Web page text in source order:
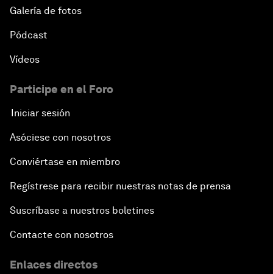
Galería de fotos
Pódcast
Vídeos
Participe en el Foro
Iniciar sesión
Asóciese con nosotros
Conviértase en miembro
Regístrese para recibir nuestras notas de prensa
Suscríbase a nuestros boletines
Contacte con nosotros
Enlaces directos